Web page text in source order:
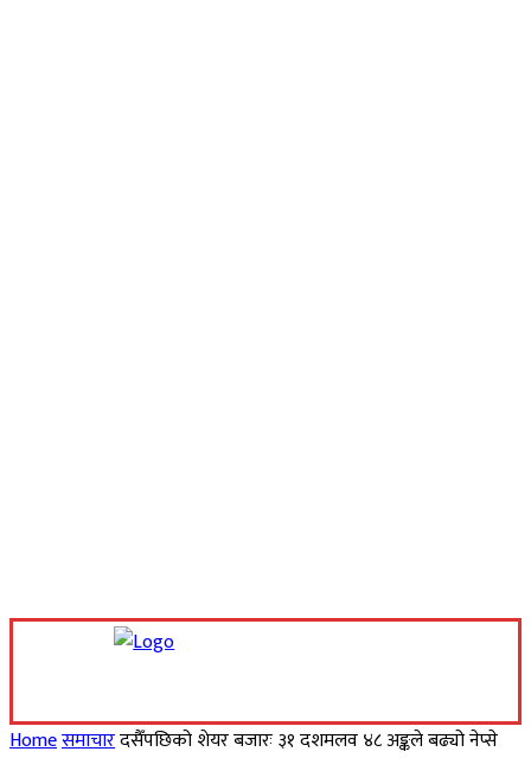
Homeसमाचारदसैँपछिको शेयर बजारः ३१ दशमलव ४८ अङ्कले बढ्यो नेप्से